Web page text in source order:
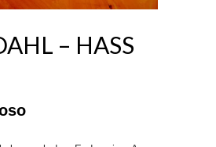
– HASS